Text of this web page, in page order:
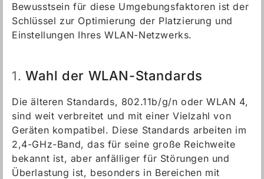
Bewusstsein für diese Umgebungsfaktoren ist der
Schlüssel zur Optimierung der Platzierung und
Einstellungen Ihres WLAN-Netzwerks.
1. Wahl der WLAN-Standards
Die älteren Standards, 802.11b/g/n oder WLAN 4,
sind weit verbreitet und mit einer Vielzahl von
Geräten kompatibel. Diese Standards arbeiten im
2,4-GHz-Band, das für seine große Reichweite
bekannt ist, aber anfälliger für Störungen und
Überlastung ist, besonders in Bereichen mit